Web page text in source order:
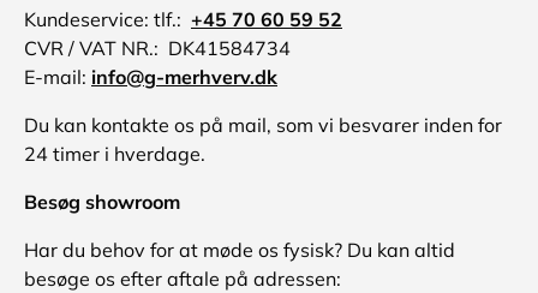
Kundeservice: tlf.: +45 70 60 59 52
CVR / VAT NR.: DK41584734
E-mail: info@g-merhverv.dk
Du kan kontakte os på mail, som vi besvarer inden for
24 timer i hverdage.
Besøg showroom
Har du behov for at møde os fysisk? Du kan altid
besøge os efter aftale på adressen: